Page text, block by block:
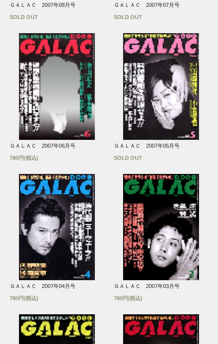
ＧＡＬＡＣ 2007年08月号
SOLD OUT
ＧＡＬＡＣ 2007年07月号
SOLD OUT
ＧＡＬＡＣ 2007年06月号
780円(税込)
ＧＡＬＡＣ 2007年05月号
SOLD OUT
ＧＡＬＡＣ 2007年04月号
780円(税込)
ＧＡＬＡＣ 2007年03月号
780円(税込)